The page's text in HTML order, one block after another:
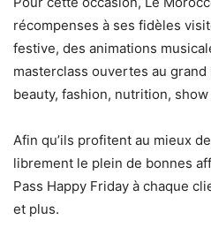
récompenses à ses fidèles
festive, des animations
masterclass ouvertes au
beauty, fashion, nutrition,
Afin qu’ils profitent au mieux
librement le plein de bonnes
Pass Happy Friday à chaque
et plus.